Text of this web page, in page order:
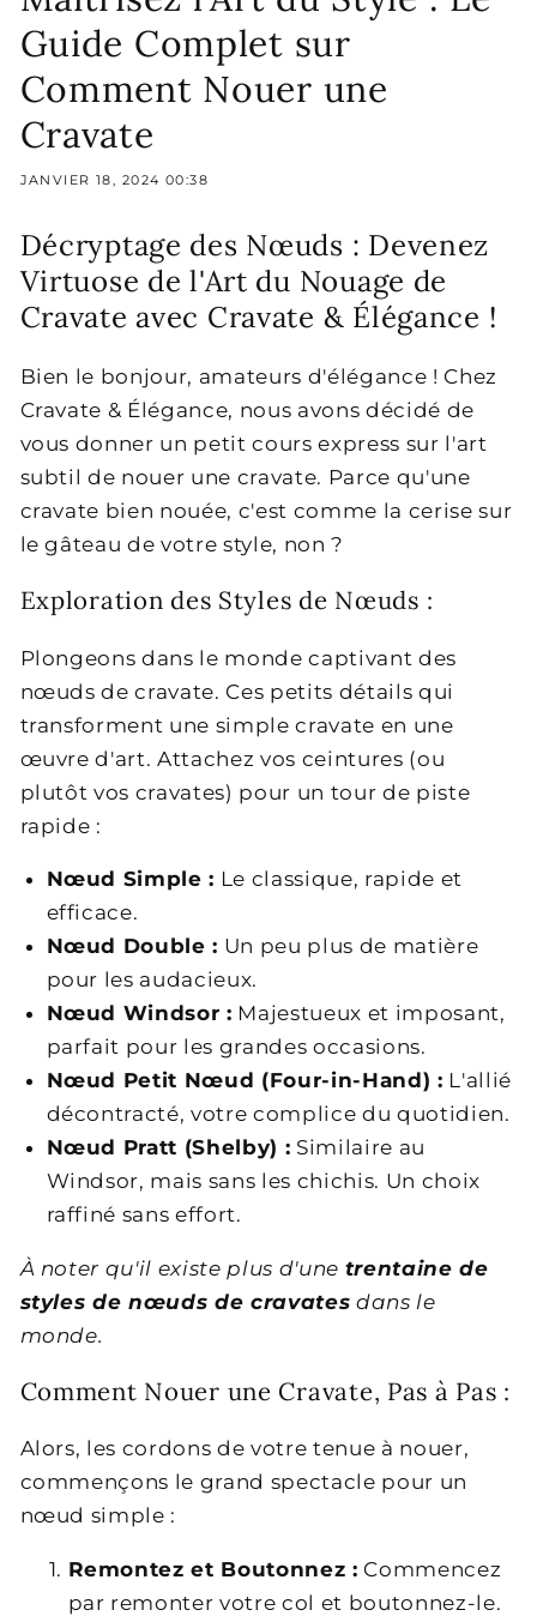
Guide Complet sur
Comment Nouer une
Cravate
JANVIER 18, 2024 00:38
Décryptage des Nœuds : Devenez
Virtuose de l'Art du Nouage de
Cravate avec Cravate & Élégance !
Bien le bonjour, amateurs d'élégance ! Chez
Cravate & Élégance, nous avons décidé de
vous donner un petit cours express sur l'art
subtil de nouer une cravate. Parce qu'une
cravate bien nouée, c'est comme la cerise sur
le gâteau de votre style, non ?
Exploration des Styles de Nœuds :
Plongeons dans le monde captivant des
nœuds de cravate. Ces petits détails qui
transforment une simple cravate en une
œuvre d'art. Attachez vos ceintures (ou
plutôt vos cravates) pour un tour de piste
rapide :
Nœud Simple : Le classique, rapide et
efficace.
Nœud Double : Un peu plus de matière
pour les audacieux.
Nœud Windsor : Majestueux et imposant,
parfait pour les grandes occasions.
Nœud Petit Nœud (Four-in-Hand) : L'allié
décontracté, votre complice du quotidien.
Nœud Pratt (Shelby) : Similaire au
Windsor, mais sans les chichis. Un choix
raffiné sans effort.
À noter qu'il existe plus d'une trentaine de
styles de nœuds de cravates dans le
monde.
Comment Nouer une Cravate, Pas à Pas :
Alors, les cordons de votre tenue à nouer,
commençons le grand spectacle pour un
nœud simple :
Remontez et Boutonnez : Commencez
par remonter votre col et boutonnez-le.